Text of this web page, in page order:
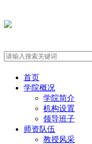
首页
学院概况
学院简介
机构设置
领导班子
师资队伍
教授风采